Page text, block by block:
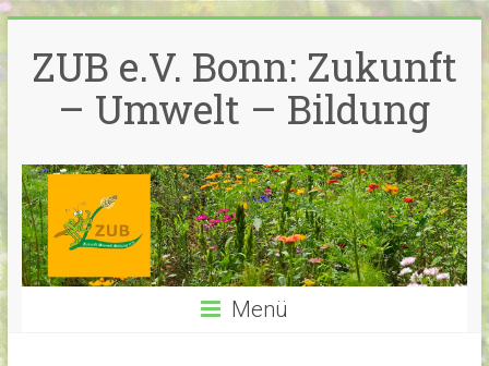
Inhalt
springen
ZUB e.V. Bonn: Zukunft
– Umwelt – Bildung
Menü